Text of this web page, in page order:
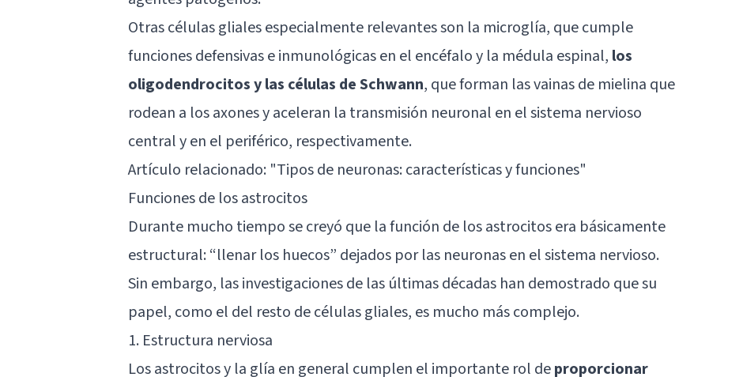
Otras células gliales especialmente relevantes son la microglía, que cumple
funciones defensivas e inmunológicas en el encéfalo y la médula espinal, los
oligodendrocitos y las células de Schwann, que forman lasvainas de mielina que
rodean a los axones y aceleran la transmisión neuronal en el sistema nervioso
central y en el periférico, respectivamente.
Artículo relacionado: "Tipos de neuronas: características y funciones"
Funciones de los astrocitos
Durante mucho tiempo se creyó que la función de los astrocitos era básicamente
estructural: “llenar los huecos” dejados por las neuronas en el sistema nervioso.
Sin embargo, las investigaciones de las últimas décadas han demostrado que su
papel, como el del resto de células gliales, es mucho más complejo.
1. Estructura nerviosa
Los astrocitos y la glía en general cumplen el importante rol deproporcionar